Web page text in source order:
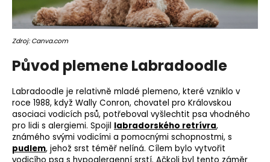
Zdroj: Canva.com
Původ plemene Labradoodle
Labradoodle je relativně mladé plemeno, které vzniklo v
roce 1988, když Wally Conron, chovatel pro Královskou
asociaci vodicích psů, potřeboval vyšlechtit psa vhodného
pro lidi s alergiemi. Spojil labradorského retrívra,
známého svými vodicími a pomocnými schopnostmi, s
pudlem, jehož srst téměř nelíná. Cílem bylo vytvořit
p
o
r
u
č
u
j
e
m
e